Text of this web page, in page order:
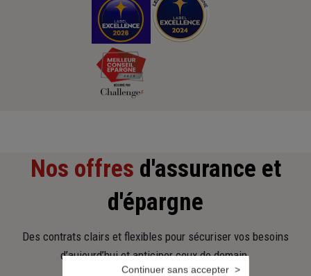
Nos offres d'assurance et
d'épargne
Des contrats clairs et flexibles pour sécuriser vos besoins
d’aujourd’hui et anticiper ceux de demain.
Continuer sans accepter